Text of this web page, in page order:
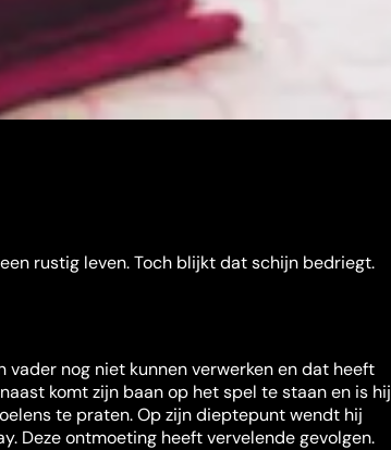
rustig leven. Toch blijkt dat schijn bedriegt.
vader nog niet kunnen verwerken en dat heeft
komt zijn baan op het spel te staan en is hij
te praten. Op zijn dieptepunt wendt hij
Deze ontmoeting heeft vervelende gevolgen.